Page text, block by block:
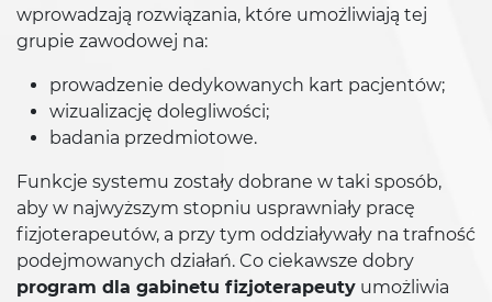
wprowadzają rozwiązania, które umożliwiają tej
grupie zawodowej na:
prowadzenie dedykowanych kart pacjentów;
wizualizację dolegliwości;
badania przedmiotowe.
Funkcje systemu zostały dobrane w taki sposób,
aby w najwyższym stopniu usprawniały pracę
fizjoterapeutów, a przy tym oddziaływały na trafność
podejmowanych działań. Co ciekawsze dobry
program dla gabinetu fizjoterapeuty umożliwia